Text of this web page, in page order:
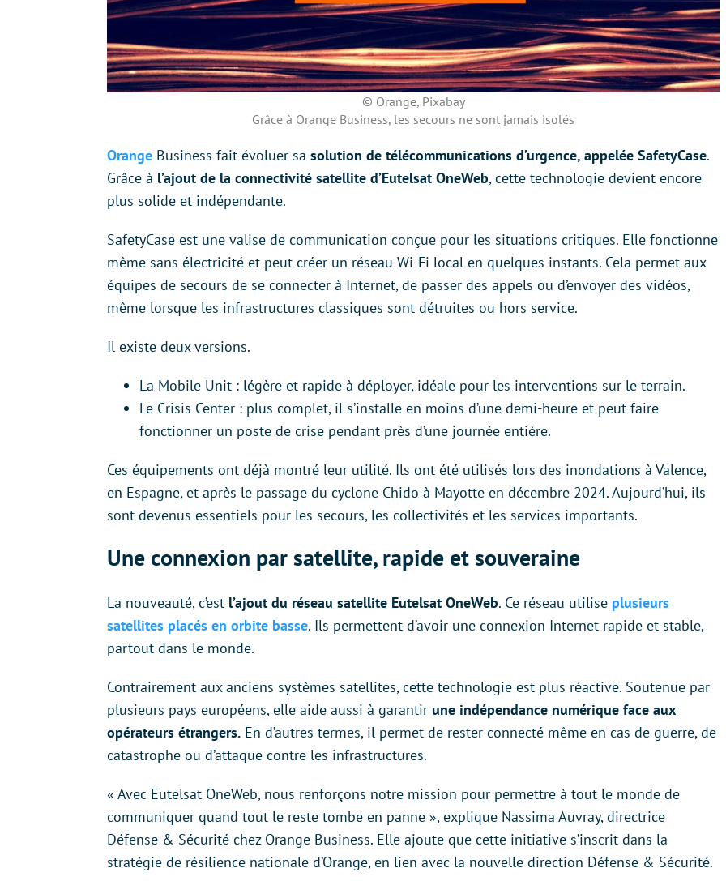
© Orange, Pixabay
Grâce à Orange Business, les secours ne sont jamais isolés
Orange Business fait évoluer sa solution de télécommunications d’urgence, appelée SafetyCase.
Grâce à l’ajout de la connectivité satellite d’Eutelsat OneWeb, cette technologie devient encore
plus solide et indépendante.
SafetyCase est une valise de communication conçue pour les situations critiques. Elle fonctionne
même sans électricité et peut créer un réseau Wi-Fi local en quelques instants. Cela permet aux
équipes de secours de se connecter à Internet, de passer des appels ou d’envoyer des vidéos,
même lorsque les infrastructures classiques sont détruites ou hors service.
Il existe deux versions.
La Mobile Unit : légère et rapide à déployer, idéale pour les interventions sur le terrain.
Le Crisis Center : plus complet, il s’installe en moins d’une demi-heure et peut faire
fonctionner un poste de crise pendant près d’une journée entière.
Ces équipements ont déjà montré leur utilité. Ils ont été utilisés lors des inondations à Valence,
en Espagne, et après le passage du cyclone Chido à Mayotte en décembre 2024. Aujourd’hui, ils
sont devenus essentiels pour les secours, les collectivités et les services importants.
Une connexion par satellite, rapide et souveraine
La nouveauté, c’est l’ajout du réseau satellite Eutelsat OneWeb. Ce réseau utilise plusieurs
satellites placés en orbite basse. Ils permettent d’avoir une connexion Internet rapide et stable,
partout dans le monde.
Contrairement aux anciens systèmes satellites, cette technologie est plus réactive. Soutenue par
plusieurs pays européens, elle aide aussi à garantir une indépendance numérique face aux
opérateurs étrangers. En d’autres termes, il permet de rester connecté même en cas de guerre, de
catastrophe ou d’attaque contre les infrastructures.
« Avec Eutelsat OneWeb, nous renforçons notre mission pour permettre à tout le monde de
communiquer quand tout le reste tombe en panne », explique Nassima Auvray, directrice
Défense & Sécurité chez Orange Business. Elle ajoute que cette initiative s’inscrit dans la
stratégie de résilience nationale d’Orange, en lien avec la nouvelle direction Défense & Sécurité.